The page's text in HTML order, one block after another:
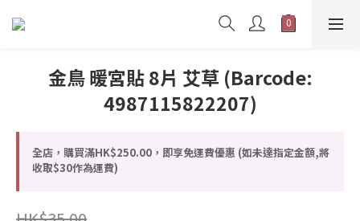
金鳥 暖宮貼 8片 艾草 (Barcode:
4987115822207)
全店，購買滿HK$250.00，即享免運費優惠 (如未達指定金額,將
收取$30作為運費)